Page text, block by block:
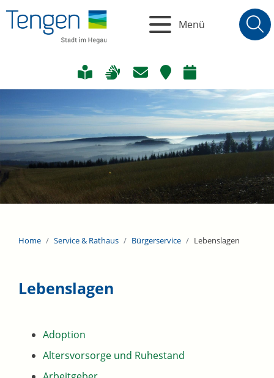
Menü
Home Service & Rathaus Bürgerservice Lebenslagen
Lebenslagen
Adoption
Altersvorsorge und Ruhestand